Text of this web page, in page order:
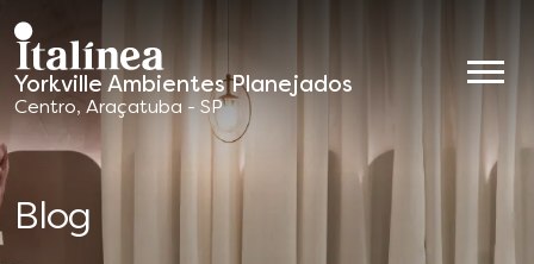
Yorkville Ambientes Planejados
Móveis
Planejados
Centro, Araçatuba - SP
Blog